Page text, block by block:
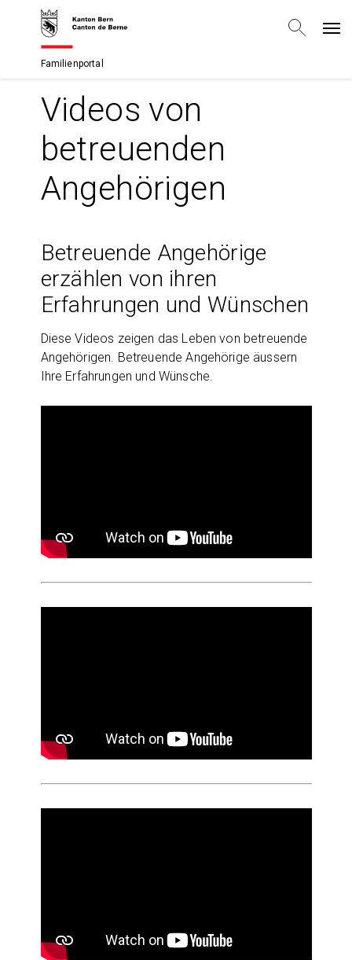
Familienportal
Videos von
betreuenden
Angehörigen
Betreuende Angehörige
erzählen von ihren
Erfahrungen und Wünschen
Diese Videos zeigen das Leben von betreuende
Angehörigen. Betreuende Angehörige äussern
Ihre Erfahrungen und Wünsche.